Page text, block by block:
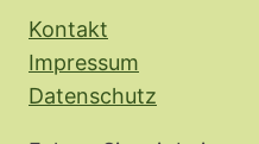
Kontakt
Impressum
Datenschutz